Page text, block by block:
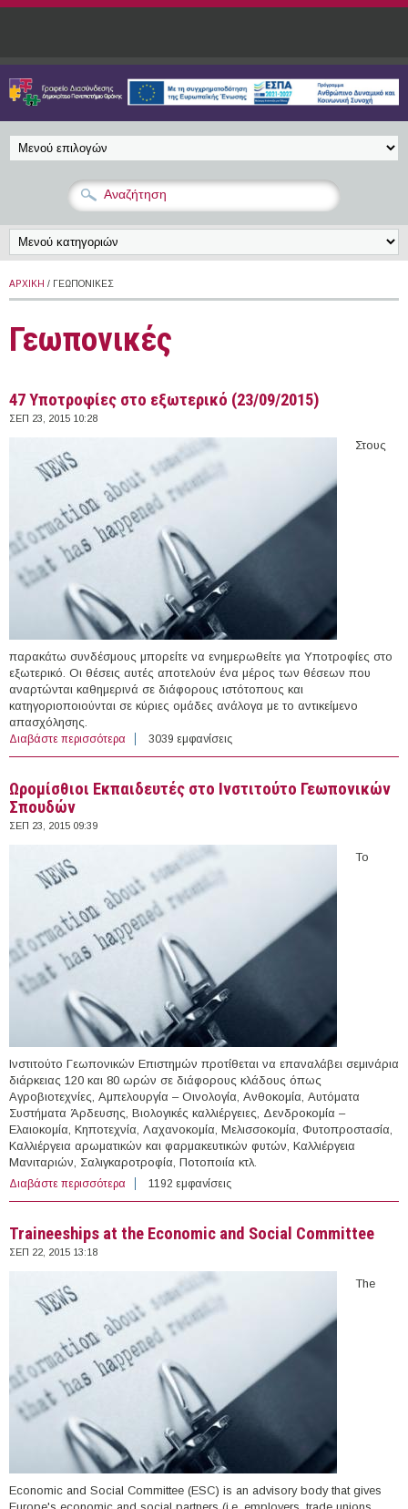
Παράκαμψη προς το κυρίως περιεχόμενο
ΑΡΧΙΚΉ / ΓΕΩΠΟΝΙΚΈΣ
Γεωπονικές
47 Υποτροφίες στο εξωτερικό (23/09/2015)
ΣΕΠ 23, 2015 10:28
Στους
παρακάτω συνδέσμους μπορείτε να ενημερωθείτε για Υποτροφίες στο
εξωτερικό. Οι θέσεις αυτές αποτελούν ένα μέρος των θέσεων που
αναρτώνται καθημερινά σε διάφορους ιστότοπους και
κατηγοριοποιούνται σε κύριες ομάδες ανάλογα με το αντικείμενο
απασχόλησης.
Διαβάστε περισσότερα για 47 Υποτροφίες στο εξωτερικό (23/09/2015)
3039 εμφανίσεις
Ωρομίσθιοι Εκπαιδευτές στο Ινστιτούτο Γεωπονικών
Σπουδών
ΣΕΠ 23, 2015 09:39
Το
Ινστιτούτο Γεωπονικών Επιστημών προτίθεται να επαναλάβει σεμινάρια
διάρκειας 120 και 80 ωρών σε διάφορους κλάδους όπως
Αγροβιοτεχνίες, Αμπελουργία – Οινολογία, Ανθοκομία, Αυτόματα
Συστήματα Άρδευσης, Βιολογικές καλλιέργειες, Δενδροκομία –
Ελαιοκομία, Κηποτεχνία, Λαχανοκομία, Μελισσοκομία, Φυτοπροστασία,
Καλλιέργεια αρωματικών και φαρμακευτικών φυτών, Καλλιέργεια
Μανιταριών, Σαλιγκαροτροφία, Ποτοποιία κτλ.
Διαβάστε περισσότερα για Ωρομίσθιοι Εκπαιδευτές στο Ινστιτούτο Γεωπονικών
Σπουδών
1192 εμφανίσεις
Traineeships at the Economic and Social Committee
ΣΕΠ 22, 2015 13:18
The
Economic and Social Committee (ESC) is an advisory body that gives